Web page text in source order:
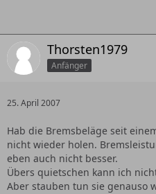
Thorsten1979
Anfänger
25. April 2007
Hab die Bremsbeläge seit
nicht wieder holen.
eben auch nicht besser.
Übers quietschen kann ich
Aber stauben tun sie genauso